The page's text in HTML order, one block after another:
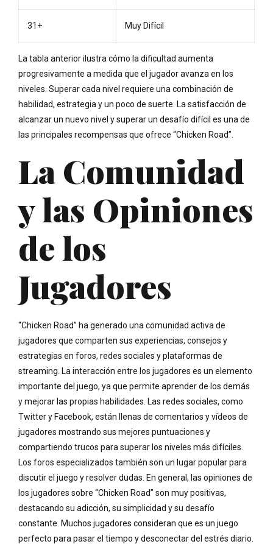
31+ Muy Difícil
La tabla anterior ilustra cómo la dificultad aumenta
progresivamente a medida que el jugador avanza en los
niveles. Superar cada nivel requiere una combinación de
habilidad, estrategia y un poco de suerte. La satisfacción de
alcanzar un nuevo nivel y superar un desafío difícil es una de
las principales recompensas que ofrece “Chicken Road”.
La Comunidad
y las Opiniones
de los
Jugadores
“Chicken Road” ha generado una comunidad activa de
jugadores que comparten sus experiencias, consejos y
estrategias en foros, redes sociales y plataformas de
streaming. La interacción entre los jugadores es un elemento
importante del juego, ya que permite aprender de los demás
y mejorar las propias habilidades. Las redes sociales, como
Twitter y Facebook, están llenas de comentarios y vídeos de
jugadores mostrando sus mejores puntuaciones y
compartiendo trucos para superar los niveles más difíciles.
Los foros especializados también son un lugar popular para
discutir el juego y resolver dudas. En general, las opiniones de
los jugadores sobre “Chicken Road” son muy positivas,
destacando su adicción, su simplicidad y su desafío
constante. Muchos jugadores consideran que es un juego
perfecto para pasar el tiempo y desconectar del estrés diario.